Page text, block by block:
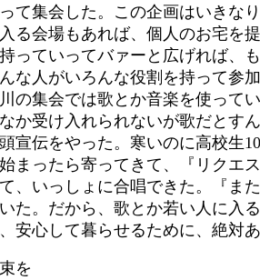
て集会した。この企画はいきな
る会場もあれば、個人のお宅を
っていってバァーと広げれば、
な人がいろんな役割を持って参加
の集会では歌とか音楽を使って
か受け入れられないが歌だとす
宣伝をやった。寒いのに高校生
まったら寄ってきて、『リクエ
、いっしょに合唱できた。『ま
た。だから、歌とか若い人に入
安心して暮らせるために、絶対あ
を